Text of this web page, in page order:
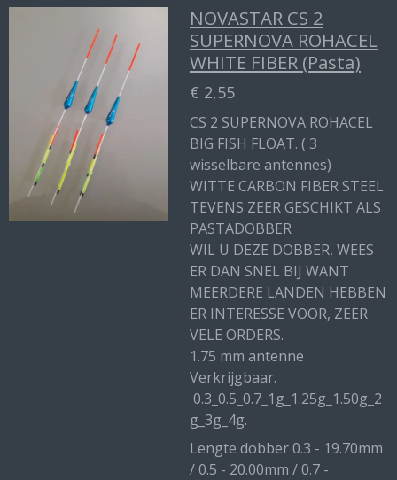
NOVASTAR CS 2
SUPERNOVA ROHACEL
WHITE FIBER (Pasta)
€ 2,55
CS 2 SUPERNOVA ROHACEL
BIG FISH FLOAT. ( 3
wisselbare antennes)
WITTE CARBON FIBER STEEL
TEVENS ZEER GESCHIKT ALS
PASTADOBBER
WIL U DEZE DOBBER, WEES
ER DAN SNEL BIJ WANT
MEERDERE LANDEN HEBBEN
ER INTERESSE VOOR, ZEER
VELE ORDERS.
1.75 mm antenne
Verkrijgbaar.
0.3_0.5_0.7_1g_1.25g_1.50g_2
g_3g_4g.
Lengte dobber 0.3 - 19.70mm
/ 0.5 - 20.00mm / 0.7 -